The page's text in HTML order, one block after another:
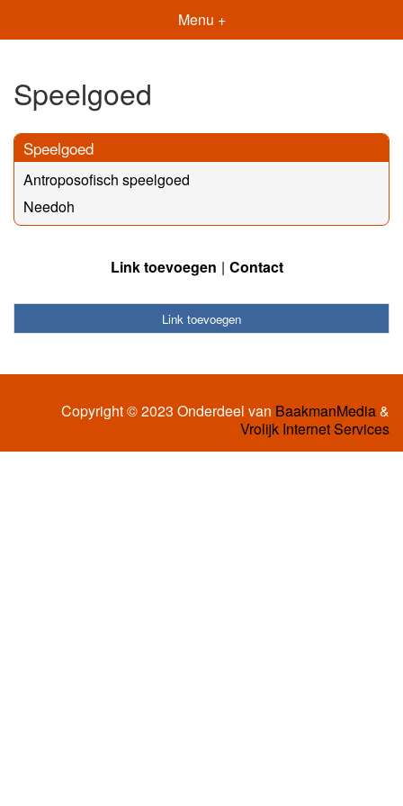
Menu +
Speelgoed
Speelgoed
Antroposofisch speelgoed
Needoh
Link toevoegen Contact
Link toevoegen
Copyright © 2023 Onderdeel van BaakmanMedia&
Vrolijk Internet Services